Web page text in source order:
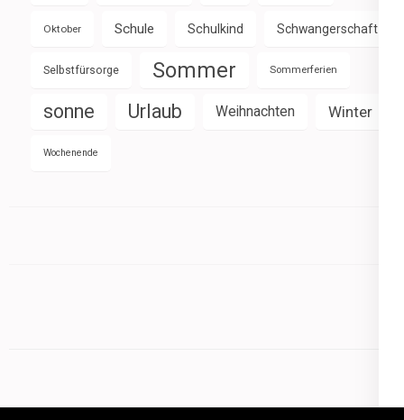
Oktober Schule Schulkind Schwangerschaft
Selbstfürsorge Sommer Sommerferien
sonne Urlaub Weihnachten Winter
Wochenende